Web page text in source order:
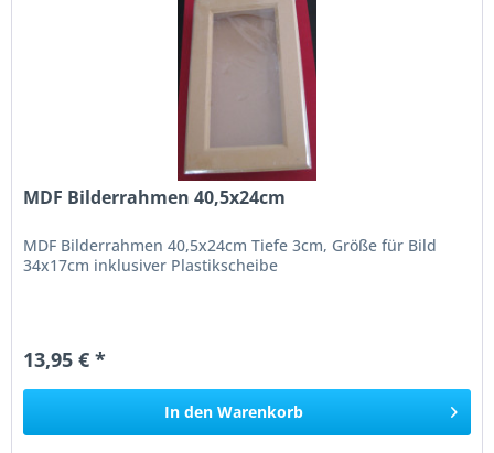
MDF Bilderrahmen 40,5x24cm
MDF Bilderrahmen 40,5x24cm Tiefe 3cm, Größe für Bild
34x17cm inklusiver Plastikscheibe
13,95 € *
In den Warenkorb